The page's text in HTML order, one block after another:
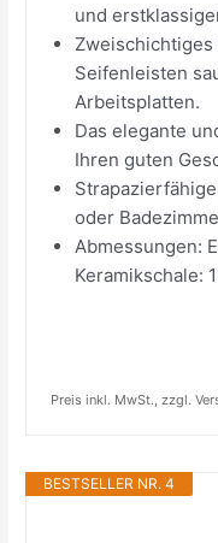
und
Seifenleisten
Arbeitsplatten.
Das elegante
Ihren guten
oder
Abmessungen:
Keramikschale:
Preis inkl. MwSt., zzgl.
BESTSELLER NR. 4